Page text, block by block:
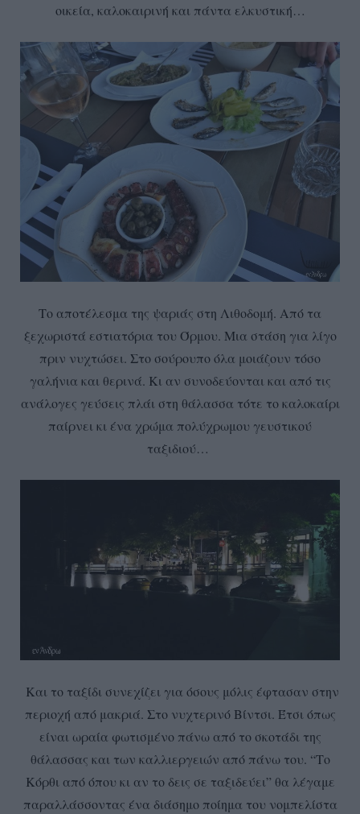
οικεία, καλοκαιρινή και πάντα ελκυστική…
Το αποτέλεσμα της ψαριάς στη Λιθοδομή. Από τα
ξεχωριστά εστιατόρια του Όρμου. Μια στάση για λίγο
πριν νυχτώσει. Στο σούρουπο όλα μοιάζουν τόσο
γαλήνια και θερινά. Κι αν συνοδεύονται και από τις
ανάλογες γεύσεις πλάι στη θάλασσα τότε το καλοκαίρι
παίρνει κι ένα χρώμα πολύχρωμου γευστικού
ταξιδιού…
Και το ταξίδι συνεχίζει για όσους μόλις έφτασαν στην
περιοχή από μακριά. Στο νυχτερινό Βίντσι. Έτσι όπως
είναι ωραία φωτισμένο πάνω από το σκοτάδι της
θάλασσας και των καλλιεργειών από πάνω του. “Το
Κόρθι από όπου κι αν το δεις σε ταξιδεύει” θα λέγαμε
παραλλάσσοντας ένα διάσημο ποίημα του νομπελίστα